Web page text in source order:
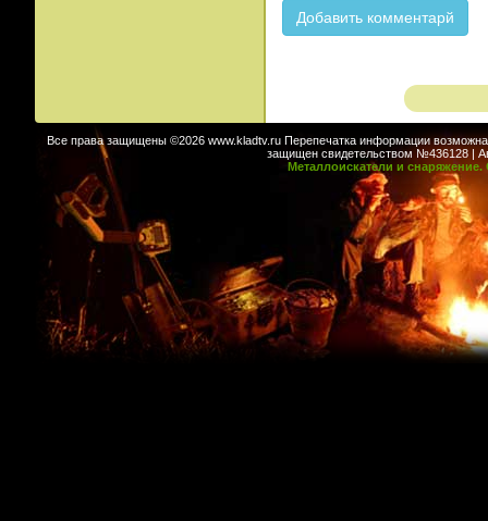
Все права защищены ©2026 www.kladtv.ru Перепечатка информации возможна
защищен свидетельством №436128 |
Металлоискатели и